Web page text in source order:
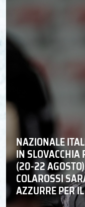
NAZIONALE
IN SLOVACCHIA
(20-22
COLAROSSI
AZZURRE PER